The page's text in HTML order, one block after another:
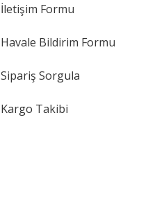
İletişim Formu
Havale Bildirim Formu
Sipariş Sorgula
Kargo Takibi